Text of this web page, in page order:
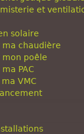
et
solaire
ma chaudière
mon poêle
PAC
VMC